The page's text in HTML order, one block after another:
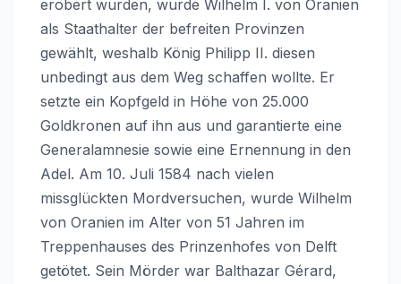
erobert wurden, wurde Wilhelm I. von Oranien
als Staathalter der befreiten Provinzen
gewählt, weshalb König Philipp II. diesen
unbedingt aus dem Weg schaffen wollte. Er
setzte ein Kopfgeld in Höhe von 25.000
Goldkronen auf ihn aus und garantierte eine
Generalamnesie sowie eine Ernennung in den
Adel. Am 10. Juli 1584 nach vielen
missglückten Mordversuchen, wurde Wilhelm
von Oranien im Alter von 51 Jahren im
Treppenhauses des Prinzenhofes von Delft
getötet. Sein Mörder war Balthazar Gérard,